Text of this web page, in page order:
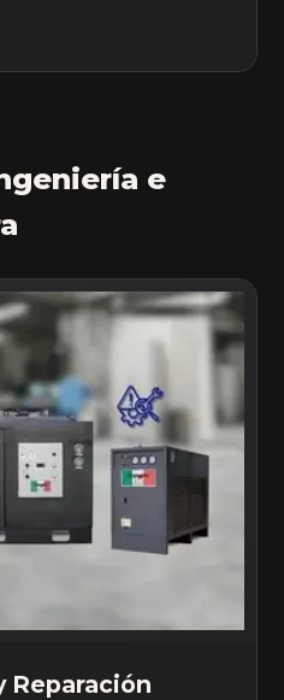
e
Reparación